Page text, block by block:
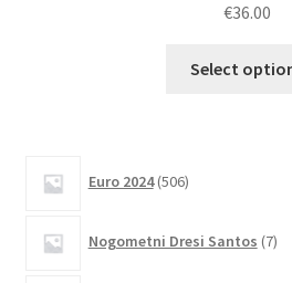
€36.00
Select
Euro 2024 506izdelkov
Nogometni Dresi Santos 7